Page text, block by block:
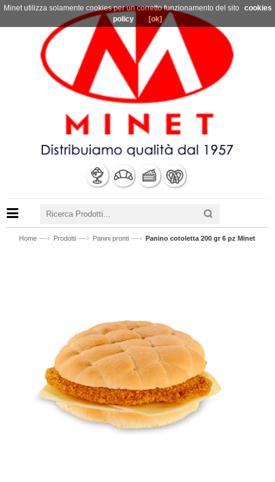
Home —› Prodotti —› Panini pronti —› Panino cotoletta 200 gr 6 pz Minet
Minet utilizza solamente cookies per un corretto funzionamento del sito
cookies
policy
[ok]